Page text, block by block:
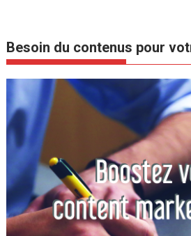
Besoin du contenus pour